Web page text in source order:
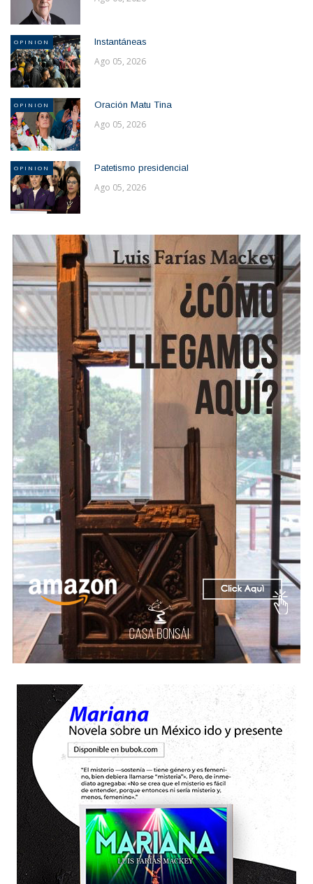
OPINION Instantáneas
Ago 05, 2026
OPINION Oración Matu Tina
Ago 05, 2026
OPINION Patetismo presidencial
Ago 05, 2026